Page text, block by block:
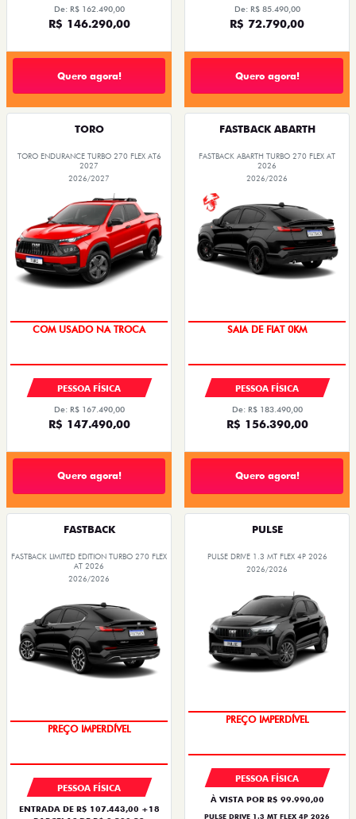
De: R$ 162.490,00
R$ 146.290,00
Quero agora!
De: R$ 85.490,00
R$ 72.790,00
Quero agora!
TORO
TORO ENDURANCE TURBO 270 FLEX AT6
2027
2026/2027
OPORTUNIDADE
PESSOA FÍSICA
De: R$ 167.490,00
R$ 147.490,00
Quero agora!
FASTBACK ABARTH
FASTBACK ABARTH TURBO 270 FLEX AT
2026
2026/2026
PREÇO IMPERDÍVEL
PESSOA FÍSICA
De: R$ 183.490,00
R$ 156.390,00
Quero agora!
FASTBACK
FASTBACK LIMITED EDITION TURBO 270 FLEX
AT 2026
2026/2026
COM USADO NA TROCA
PESSOA FÍSICA
ENTRADA DE R$ 107.443,00 +18
PULSE
PULSE DRIVE 1.3 MT FLEX 4P 2026
2026/2026
OPORTUNIDADE
PESSOA FÍSICA
À VISTA POR R$ 99.990,00
PULSE DRIVE 1.3 MT FLEX 4P 2026